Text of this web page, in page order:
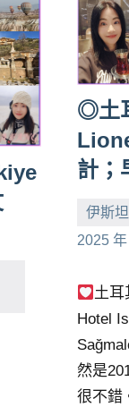
◎土
計；
伊斯
2025
小
No
土耳
Hotel
然是
很不錯